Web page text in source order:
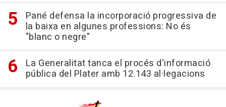
Pané defensa la incorporació progressiva de
la baixa en algunes professions: No és
"blanc o negre"
La Generalitat tanca el procés d'informació
pública del Plater amb 12.143 al·legacions